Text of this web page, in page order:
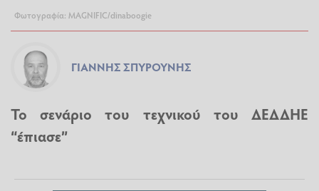
Φωτογραφία: MAGNIFIC/dinaboogie
ΓΙΆΝΝΗΣ ΣΠΥΡΟΎΝΗΣ
Το σενάριο του τεχνικού του ΔΕΔΔΗΕ
“έπιασε”